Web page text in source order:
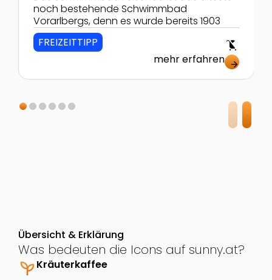
noch bestehende Schwimmbad
Vorarlbergs, denn es wurde bereits 1903
FREIZEITTIPP
child_friendly
mehr erfahren arrow_forward
Übersicht & Erklärung
Was bedeuten die Icons auf sunny.at?
psychiatryKräuterkaffee